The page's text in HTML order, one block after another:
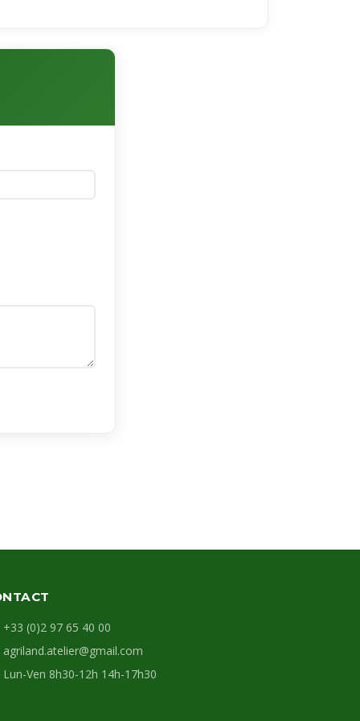
+33 (0)2 97 65 40 00
agriland.atelier@gmail.com
Lun-Ven 8h30-12h 14h-17h30